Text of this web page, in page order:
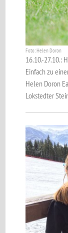
Foto: Helen Doron
16.10.-27.10.:
Einfach zu
Helen Doron
Lokstedter